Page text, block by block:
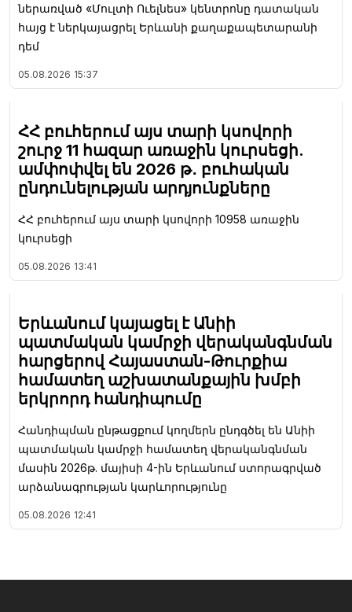
ներառված «Մուլտի Ուելնես» կենտրոնը դատական
հայց է ներկայացրել Երևանի քաղաքապետարանի
դեմ
05.08.2026 15:37
ՀՀ բուհերում այս տարի կսովորի
շուրջ 11 հազար առաջին կուրսեցի.
ամփոփվել են 2026 թ․ բուհական
ընդունելության արդյունքները
ՀՀ բուհերում այս տարի կսովորի 10958 առաջին
կուրսեցի
05.08.2026 13:41
Երևանում կայացել է Անիի
պատմական կամրջի վերականգնման
հարցերով Հայաստան-Թուրքիա
համատեղ աշխատանքային խմբի
երկրորդ հանդիպումը
Հանդիպման ընթացքում կողմերն ընդգծել են Անիի
պատմական կամրջի համատեղ վերականգնման
մասին 2026թ. մայիսի 4-ին Երևանում ստորագրված
արձանագրության կարևորությունը
05.08.2026 12:41